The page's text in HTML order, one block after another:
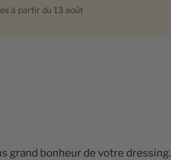
à partir du 13 août
grand bonheur de votre dressing.